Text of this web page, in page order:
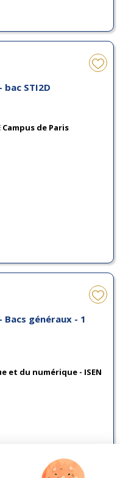
STI2D
de Paris
généraux - 1
du numérique - ISEN